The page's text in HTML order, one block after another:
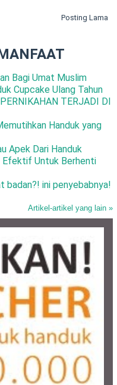
Posting Lama
Bagi Umat Muslim
Cupcake Ulang Tahun
TERJADI DI
Handuk yang
Apek Dari Handuk
Efektif Untuk Berhenti
badan?! ini penyebabnya!
Artikel-artikel yang lain »